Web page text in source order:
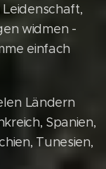
widmen -
einfach
Ländern
Spanien,
Tunesien,